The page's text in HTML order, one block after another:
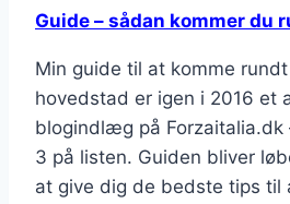
Guide – sådan kommer du
Min guide til at komme
hovedstad er igen i 2016 et
blogindlæg på Forzaitalia.dk
3 på listen. Guiden bliver
at give dig de bedste tips til